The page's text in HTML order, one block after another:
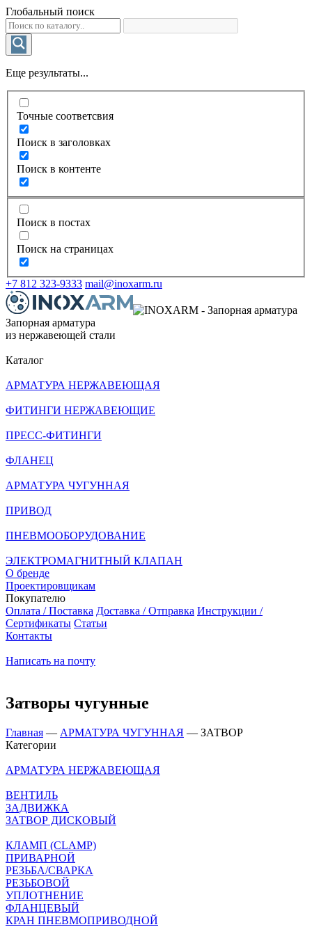
Глобальный поиск
Еще результаты...
Точные соответсвия
Поиск в заголовках
Поиск в контенте
Поиск в постах
Поиск на страницах
+7 812 323-9333 mail@inoxarm.ru
Запорная арматура
из нержавеющей стали
Каталог
АРМАТУРА НЕРЖАВЕЮЩАЯ
ФИТИНГИ НЕРЖАВЕЮЩИЕ
ПРЕСС-ФИТИНГИ
ФЛАНЕЦ
АРМАТУРА ЧУГУННАЯ
ПРИВОД
ПНЕВМООБОРУДОВАНИЕ
ЭЛЕКТРОМАГНИТНЫЙ КЛАПАН
О бренде
Проектировщикам
Покупателю
Оплата / Поставка Доставка / Отправка Инструкции /
Сертификаты Статьи
Контакты
Написать на почту
Затворы чугунные
Главная — АРМАТУРА ЧУГУННАЯ — ЗАТВОР
Категории
АРМАТУРА НЕРЖАВЕЮЩАЯ
ВЕНТИЛЬ
ЗАДВИЖКА
ЗАТВОР ДИСКОВЫЙ
КЛАМП (CLAMP)
ПРИВАРНОЙ
РЕЗЬБА/СВАРКА
РЕЗЬБОВОЙ
УПЛОТНЕНИЕ
ФЛАНЦЕВЫЙ
КРАН ПНЕВМОПРИВОДНОЙ